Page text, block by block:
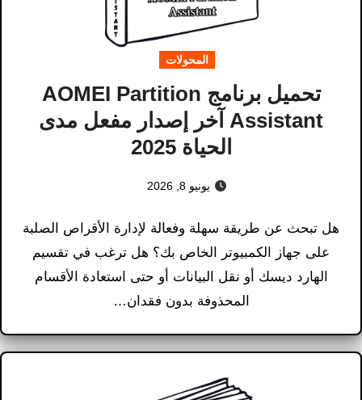
المحولات
تحميل برنامج AOMEI Partition
Assistant آخر إصدار مفعل مدى
الحياة 2025
يونيو 8, 2026
هل تبحث عن طريقة سهلة وفعالة لإدارة الأقراص الصلبة
على جهاز الكمبيوتر الخاص بك؟ هل ترغب في تقسيم
الهارد ديسك أو نقل البيانات أو حتى استعادة الأقسام
المحذوفة بدون فقدان…